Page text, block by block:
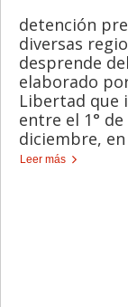
detención
diversas
desprende
elaborado
Libertad que
entre el 1°
diciembre, en
Leer más